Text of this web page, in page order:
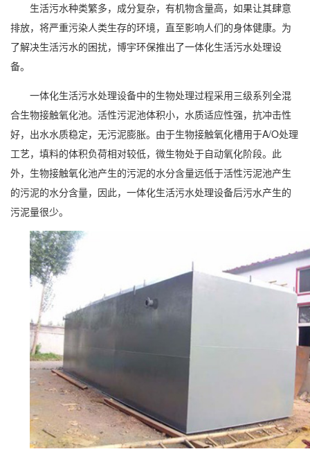
生活污水种类繁多，成分复杂，有机物含量高，如果让其肆意
排放，将严重污染人类生存的环境，直至影响人们的身体健康。为
了解决生活污水的困扰，博宇环保推出了一体化生活污水处理设
备。
一体化生活污水处理设备中的生物处理过程采用三级系列全混
合生物接触氧化池。活性污泥池体积小，水质适应性强，抗冲击性
好，出水水质稳定，无污泥膨胀。由于生物接触氧化槽用于A/O处理
工艺，填料的体积负荷相对较低，微生物处于自动氧化阶段。此
外，生物接触氧化池产生的污泥的水分含量远低于活性污泥池产生
的污泥的水分含量，因此，一体化生活污水处理设备后污水产生的
污泥量很少。